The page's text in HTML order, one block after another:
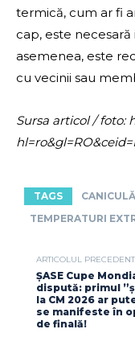
termică, cum ar fi
cap, este
asemenea, este
cu vecinii sau
Sursa articol / foto:
TAGS CANICULĂ
TEMPERATURI
ARTICOLUL PRECEDENT
ȘASE Cupe
dispută: primul
la CM 2026 ar
se manifeste în
de finală!